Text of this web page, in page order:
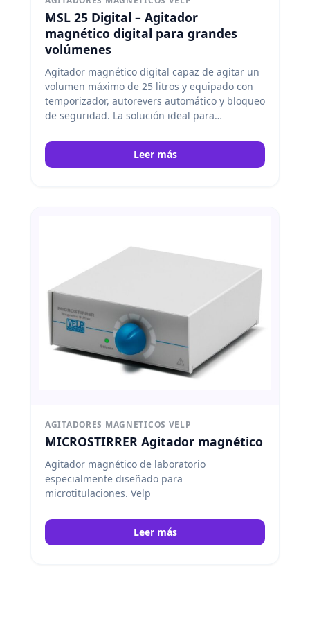
MSL 25 Digital – Agitador
magnético digital para grandes
volúmenes
Agitador magnético digital capaz de agitar un
volumen máximo de 25 litros y equipado con
temporizador, autorevers automático y bloqueo
de seguridad. La solución ideal para
grandes volúmenes en sectores como el
biólogico, farmacéutico, biofarmacéutico y
Leer más
AGITADORES MAGNETICOS VELP
MICROSTIRRER Agitador magnético
Agitador magnético de laboratorio
especialmente diseñado para
microtitulaciones. Velp
Leer más